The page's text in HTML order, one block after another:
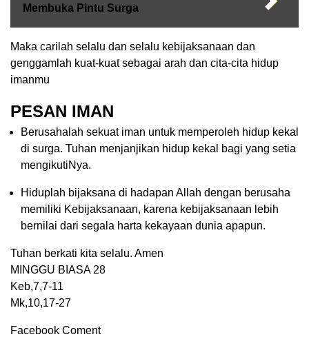
Membuka Pintu Surga
Maka carilah selalu dan selalu kebijaksanaan dan
genggamlah kuat-kuat sebagai arah dan cita-cita hidup
imanmu
PESAN IMAN
Berusahalah sekuat iman untuk memperoleh hidup kekal
di surga. Tuhan menjanjikan hidup kekal bagi yang setia
mengikutiNya.
Hiduplah bijaksana di hadapan Allah dengan berusaha
memiliki Kebijaksanaan, karena kebijaksanaan lebih
bernilai dari segala harta kekayaan dunia apapun.
Tuhan berkati kita selalu. Amen
MINGGU BIASA 28
Keb,7,7-11
Mk,10,17-27
Facebook Coment